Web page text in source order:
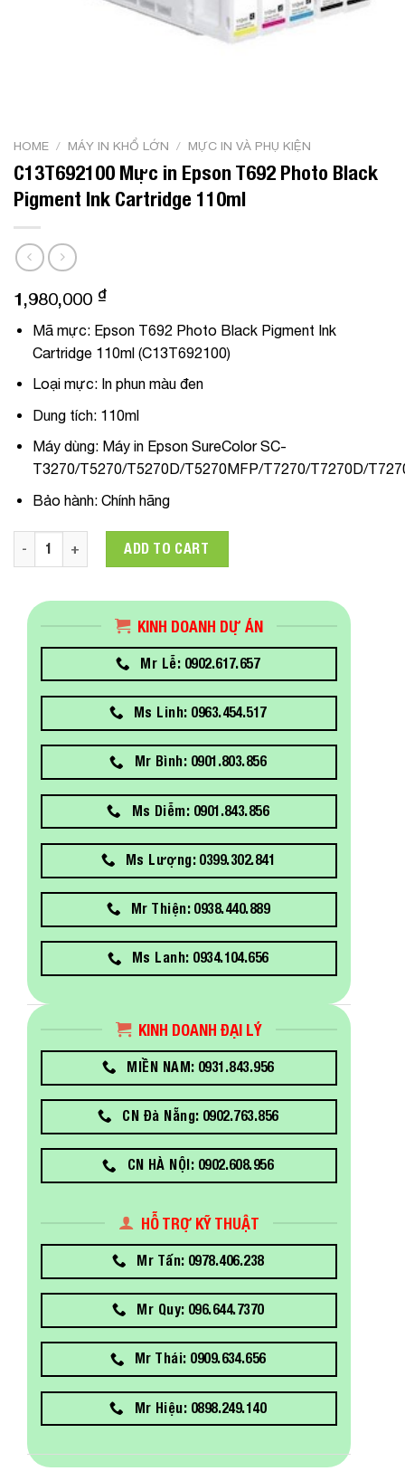
HOME / MÁY IN KHỔ LỚN / MỰC IN VÀ PHỤ KIỆN
C13T692100 Mực in Epson T692 Photo Black
Pigment Ink Cartridge 110ml
1,980,000 ₫
Mã mực:Epson T692 Photo Black Pigment Ink
Cartridge 110ml (C13T692100)
Loại mực:In phun màu đen
Dung tích:110ml
Máy dùng: Máy in Epson SureColorSC-
T3270/T5270/T5270D/T5270MFP/T7270/T7270D/
Bảo hành:Chính hãng
C13T692100 Mực in Epson T692 Photo Black Pigment Ink
ADD TO CART
KINH DOANH DỰ ÁN
Mr Lễ: 0902.617.657
Ms Linh: 0963.454.517
Mr Bình: 0901.803.856
Ms Diễm: 0901.843.856
Ms Lượng: 0399.302.841
Mr Thiện: 0938.440.889
Ms Lanh: 0934.104.656
KINH DOANH ĐẠI LÝ
MIỀN NAM: 0931.843.956
CN Đà Nẵng: 0902.763.856
CN HÀ NỘI: 0902.608.956
HỖ TRỢ KỸ THUẬT
Mr Tấn: 0978.406.238
Mr Quy: 096.644.7370
Mr Thái: 0909.634.656
Mr Hiệu: 0898.249.140